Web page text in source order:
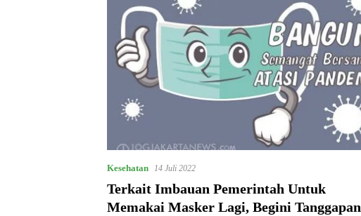
Kesehatan 14 Juli 2022
Terkait Imbauan Pemerintah Untuk
Memakai Masker Lagi, Begini Tanggapan